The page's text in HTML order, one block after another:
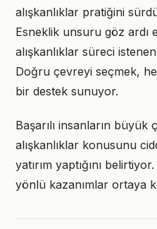
alışkanlıklar pratiğini
Esneklik unsuru göz ardı
alışkanlıklar süreci
Doğru çevreyi seçmek,
bir destek sunuyor.
Başarılı insanların
alışkanlıklar konusunu
yatırım yaptığını
yönlü kazanımlar ortaya